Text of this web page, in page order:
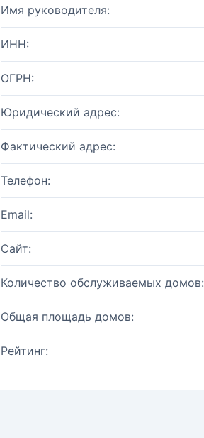
Имя руководителя:
ИНН:
ОГРН:
Юридический адрес:
Фактический адрес:
Телефон:
Email:
Сайт:
Количество обслуживаемых домов:
Общая площадь домов:
Рейтинг: